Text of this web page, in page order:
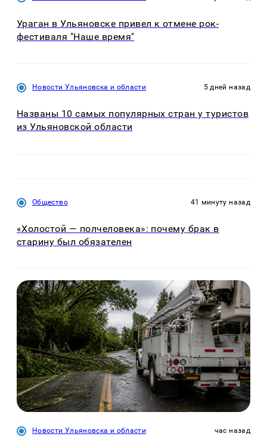
Ураган в Ульяновске привел к отмене рок-
фестиваля "Наше время"
Новости Ульяновска и области 5 дней назад
Названы 10 самых популярных стран у туристов
из Ульяновской области
Общество 41 минуту назад
«Холостой — полчеловека»: почему брак в
старину был обязателен
Новости Ульяновска и области час назад